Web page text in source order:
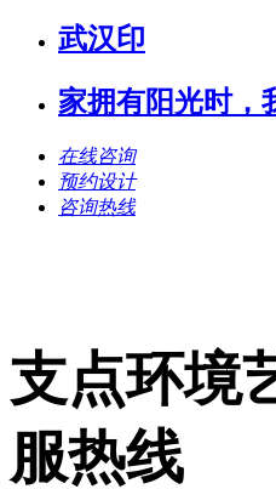
武汉印
家拥有阳光时，
在线咨询
预约设计
咨询热线
支点环境
服热线